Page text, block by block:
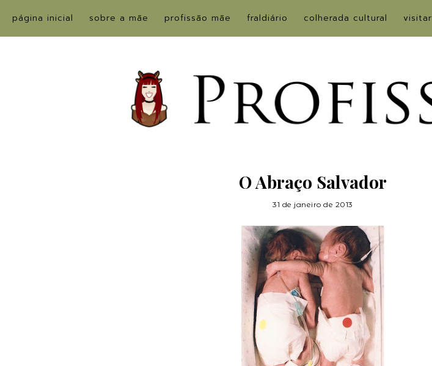
página inicial sobre a mãe profissão mãe fraldiário colherada cultural visitar
O Abraço Salvador
31 de janeiro de 2013